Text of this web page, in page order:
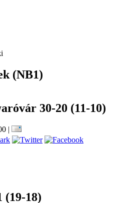
(NB1)
30-20 (11-10)
|
(19-18)